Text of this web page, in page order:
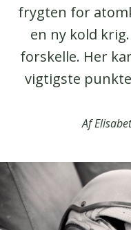
frygten for
en ny kold
forskelle. Her
vigtigste
Af